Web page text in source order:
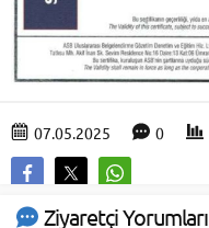
07.05.2025 0
Ziyaretçi Yorumları